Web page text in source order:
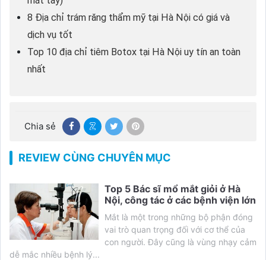
8 Địa chỉ trám răng thẩm mỹ tại Hà Nội có giá và
dịch vụ tốt
Top 10 địa chỉ tiêm Botox tại Hà Nội uy tín an toàn
nhất
Chia sẻ
REVIEW CÙNG CHUYÊN MỤC
Top 5 Bác sĩ mổ mắt giỏi ở Hà
Nội, công tác ở các bệnh viện lớn
Mắt là một trong những bộ phận đóng
vai trò quan trọng đối với cơ thể của
con người. Đây cũng là vùng nhạy cảm
dễ mắc nhiều bệnh lý...